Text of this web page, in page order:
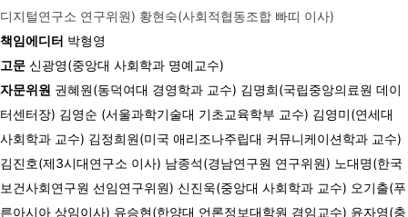
디지털연구소 연구위원) 황현숙(사회적협동조합 빠띠 이사)
책임에디터 박형영
고문 신광영(중앙대 사회학과 명예교수)
자문위원 권혜원(동덕여대 경영학과 교수) 김명희(국립중앙의료원 데이
터센터장) 김영순 (서울과학기술대 기초교육학부 교수) 김영미(연세대
사회학과 교수) 김정희원(미국 애리조나주립대 커뮤니케이션학과 교수)
김진호(제3시대연구소 이사) 남종석(경남연구원 연구위원) 노대명(한국
보건사회연구원 선임연구위원) 신진욱(중앙대 사회학과 교수) 오기출(푸
른아시아 상임이사) 유승현(한양대 언론정보대학원 겸임교수) 윤자영(충